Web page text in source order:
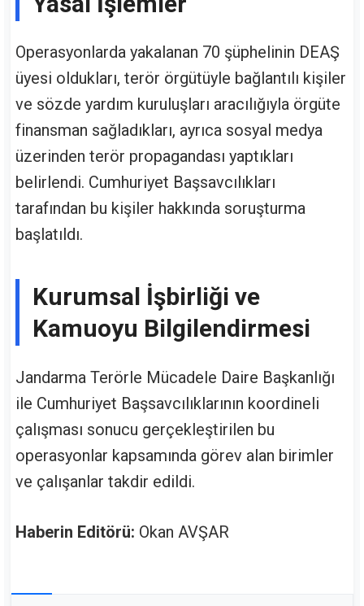
Operasyonlarda yakalanan 70 şüphelinin DEAŞ
üyesi oldukları, terör örgütüyle bağlantılı kişiler
ve sözde yardım kuruluşları aracılığıyla örgüte
finansman sağladıkları, ayrıca sosyal medya
üzerinden terör propagandası yaptıkları
belirlendi. Cumhuriyet Başsavcılıkları
tarafından bu kişiler hakkında soruşturma
başlatıldı.
Kurumsal İşbirliği ve
Kamuoyu Bilgilendirmesi
Jandarma Terörle Mücadele Daire Başkanlığı
ile Cumhuriyet Başsavcılıklarının koordineli
çalışması sonucu gerçekleştirilen bu
operasyonlar kapsamında görev alan birimler
ve çalışanlar takdir edildi.
Haberin Editörü: Okan AVŞAR